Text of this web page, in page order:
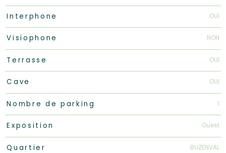
Interphone OUI
Visiophone NON
Terrasse OUI
Cave OUI
Nombre de parking 1
Exposition Ouest
Quartier BUZENVAL